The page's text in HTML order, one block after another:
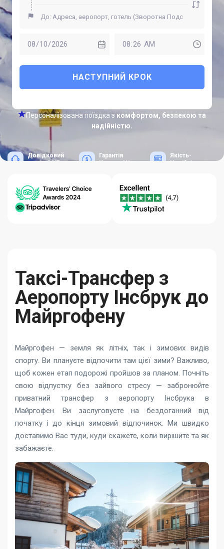
НАСТУПНИЙ КРОК
Персоналізована поїздка з комфортом, безпекою та
надійністю.
Довідковий
центр 24/7
Гарантія
Кращих Цін
Якість-
Надійність
Таксі-Трансфер з
Аеропорту Інсбрук до
Майргофену
Майргофен — земля як літніх, так і зимових видів
спорту. Ви плануєте відпочити там цієї зими? Важливо,
щоб кожен етап подорожі пройшов за планом. Почніть
свою відпустку без зайвого стресу — забронюйте
приватний трансфер з аеропорту Інсбрука в
Майргофен. Ви заслуговуєте на бездоганний від
початку і до кінця зимовий відпочинок. Ми швидко
доставимо Вас туди, куди скажете, коли вирішите та як
забажаєте.